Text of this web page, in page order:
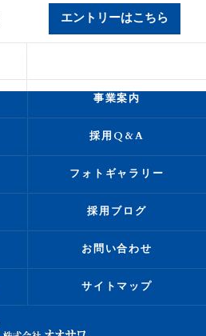
エントリーはこちら
事業案内
採用Q&A
フォトギャラリー
採用ブログ
お問い合わせ
サイトマップ